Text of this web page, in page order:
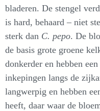
bladeren. De stengel
is hard, behaard – niet
sterk dan C. pepo. De
de basis grote groene
donkerder en hebben
inkepingen langs de
langwerpig en hebben
heeft, daar waar de